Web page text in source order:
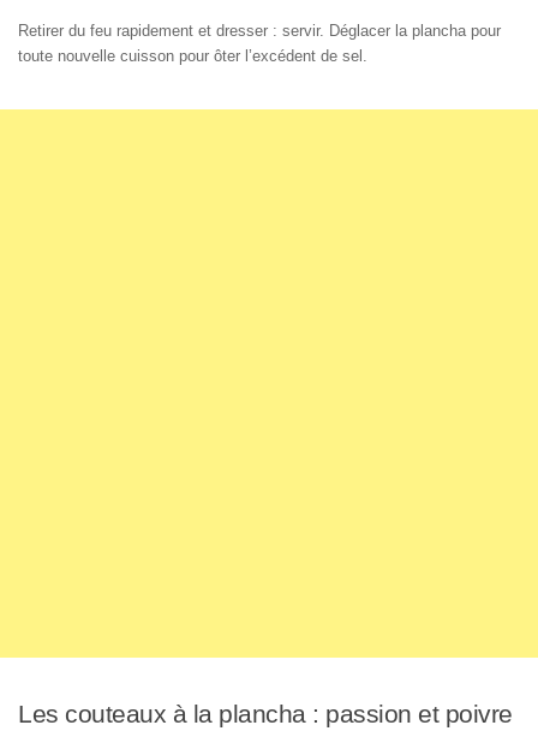
Retirer du feu rapidement et dresser : servir. Déglacer la plancha pour
toute nouvelle cuisson pour ôter l’excédent de sel.
Les couteaux à la plancha : passion et poivre